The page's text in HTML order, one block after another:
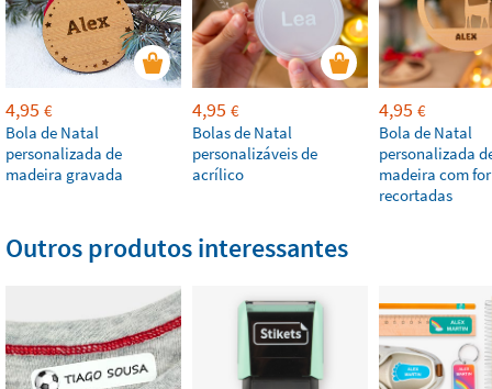
4,95 €
Bola de Natal
personalizada de
madeira gravada
4,95 €
Bolas de Natal
personalizáveis de
acrílico
4,95 €
Bola de Natal
personalizada
madeira com
recortadas
Outros produtos interessantes